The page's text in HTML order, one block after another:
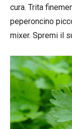
cura. Trita
peperoncino
mixer. Spremi il